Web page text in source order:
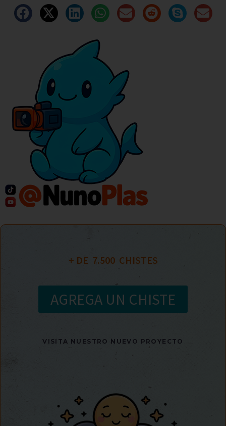
+ DE 7.500
  CHISTES
AGREGA UN CHISTE
VISITA NUESTRO NUEVO PROYECTO